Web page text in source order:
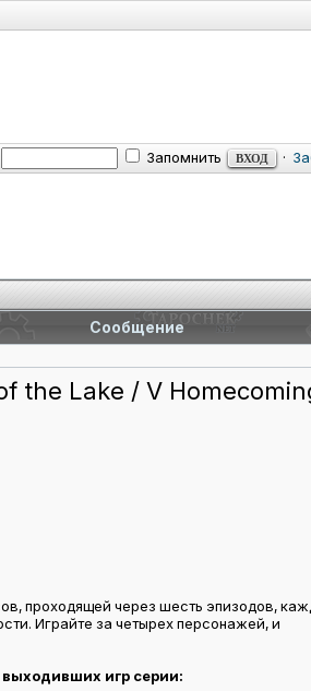
Запомнить ·
Сообщение
the Lake / V
проходящей через шесть эпизодов,
Играйте за четырех персонажей, и
игр серии: